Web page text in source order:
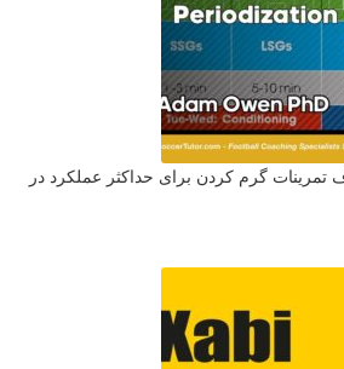
تمرینات گرم کردن برای حداکثر عملکرد در